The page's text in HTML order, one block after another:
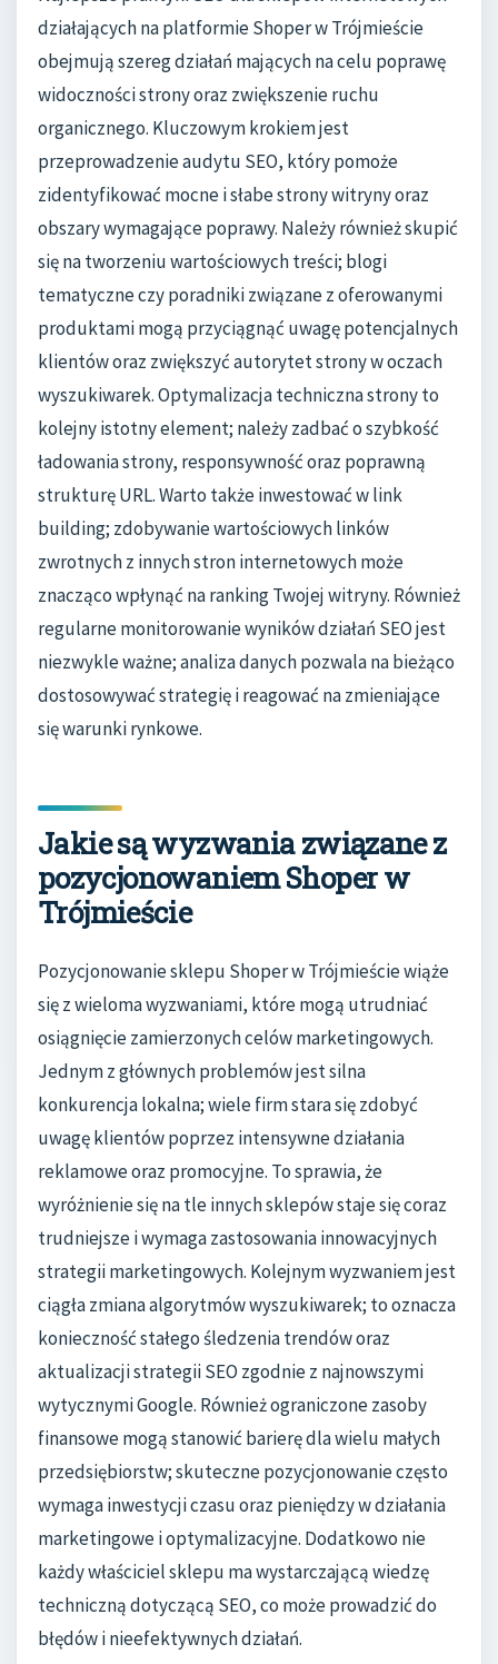
działających na platformie Shoper w Trójmieście
obejmują szereg działań mających na celu poprawę
widoczności strony oraz zwiększenie ruchu
organicznego. Kluczowym krokiem jest
przeprowadzenie audytu SEO, który pomoże
zidentyfikować mocne i słabe strony witryny oraz
obszary wymagające poprawy. Należy również skupić
się na tworzeniu wartościowych treści; blogi
tematyczne czy poradniki związane z oferowanymi
produktami mogą przyciągnąć uwagę potencjalnych
klientów oraz zwiększyć autorytet strony w oczach
wyszukiwarek. Optymalizacja techniczna strony to
kolejny istotny element; należy zadbać o szybkość
ładowania strony, responsywność oraz poprawną
strukturę URL. Warto także inwestować w link
building; zdobywanie wartościowych linków
zwrotnych z innych stron internetowych może
znacząco wpłynąć na ranking Twojej witryny. Również
regularne monitorowanie wyników działań SEO jest
niezwykle ważne; analiza danych pozwala na bieżąco
dostosowywać strategię i reagować na zmieniające
się warunki rynkowe.
Jakie są wyzwania związane z
pozycjonowaniem Shoper w
Trójmieście
Pozycjonowanie sklepu Shoper w Trójmieście wiąże
się z wieloma wyzwaniami, które mogą utrudniać
osiągnięcie zamierzonych celów marketingowych.
Jednym z głównych problemów jest silna
konkurencja lokalna; wiele firm stara się zdobyć
uwagę klientów poprzez intensywne działania
reklamowe oraz promocyjne. To sprawia, że
wyróżnienie się na tle innych sklepów staje się coraz
trudniejsze i wymaga zastosowania innowacyjnych
strategii marketingowych. Kolejnym wyzwaniem jest
ciągła zmiana algorytmów wyszukiwarek; to oznacza
konieczność stałego śledzenia trendów oraz
aktualizacji strategii SEO zgodnie z najnowszymi
wytycznymi Google. Również ograniczone zasoby
finansowe mogą stanowić barierę dla wielu małych
przedsiębiorstw; skuteczne pozycjonowanie często
wymaga inwestycji czasu oraz pieniędzy w działania
marketingowe i optymalizacyjne. Dodatkowo nie
każdy właściciel sklepu ma wystarczającą wiedzę
techniczną dotyczącą SEO, co może prowadzić do
błędów i nieefektywnych działań.